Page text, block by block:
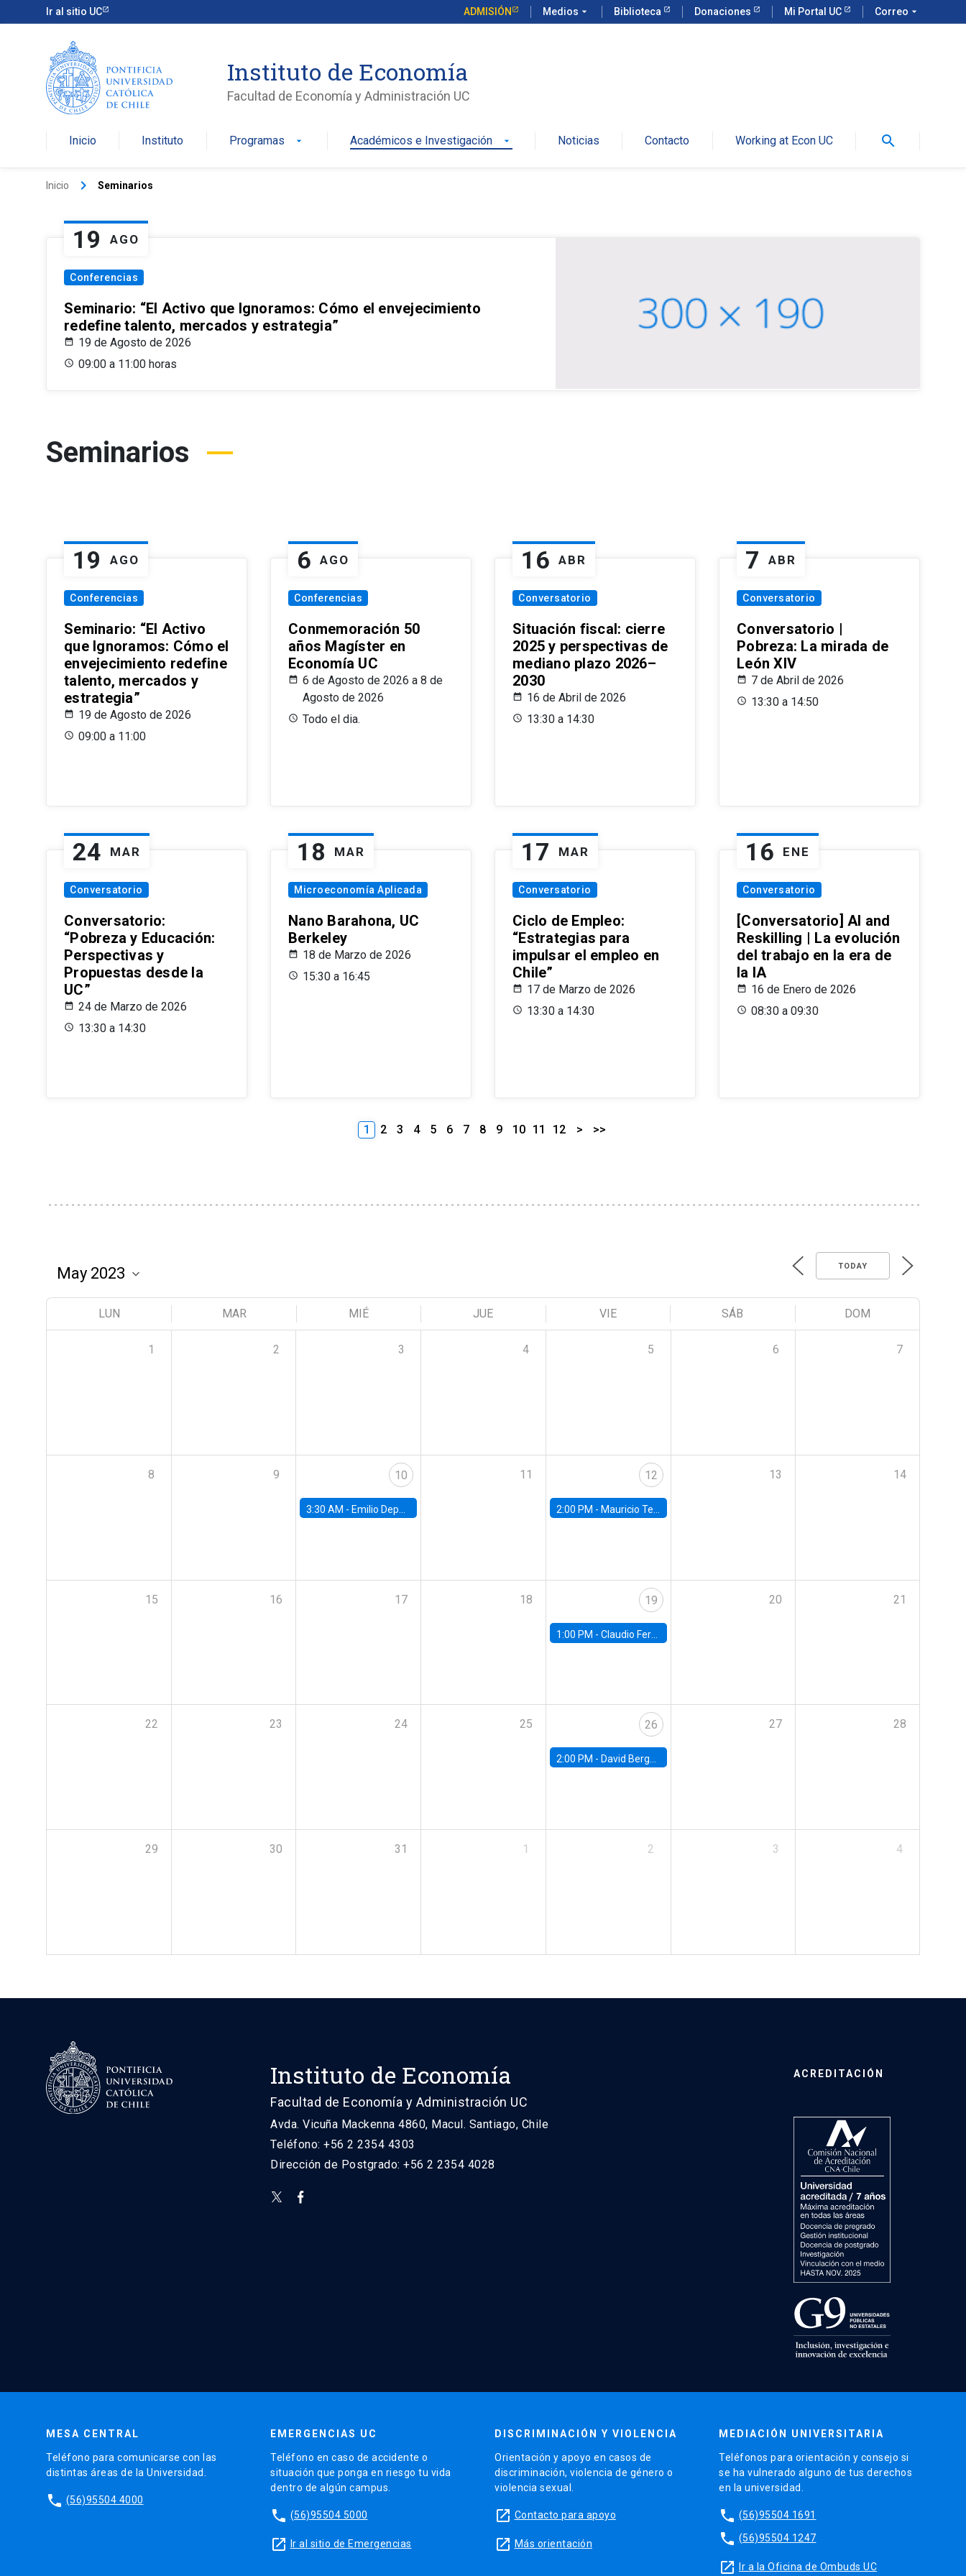
Ir al sitio UC ADMISIÓN Medios arrow_drop_down Biblioteca Donaciones Mi Portal UC Correo arrow_drop_down
Instituto de Economía
Facultad de Economía y Administración UC
Inicio Instituto Programas arrow_drop_down Académicos e Investigación arrow_drop_down Noticias Contacto Working at Econ UC search
Inicio keyboard_arrow_right Seminarios
19 AGO
Conferencias
Seminario: “El Activo que Ignoramos: Cómo el envejecimiento
redefine talento, mercados y estrategia”
19 de Agosto de 2026
09:00 a 11:00 horas
Seminarios
19 AGO
Conferencias
Seminario: “El Activo
que Ignoramos: Cómo el
envejecimiento redefine
talento, mercados y
estrategia”
19 de Agosto de 2026
09:00 a 11:00
6 AGO
Conferencias
Conmemoración 50
años Magíster en
Economía UC
6 de Agosto de 2026 a 8 de
Agosto de 2026
Todo el dia.
16 ABR
Conversatorio
Situación fiscal: cierre
2025 y perspectivas de
mediano plazo 2026–
2030
16 de Abril de 2026
13:30 a 14:30
7 ABR
Conversatorio
Conversatorio |
Pobreza: La mirada de
León XIV
7 de Abril de 2026
13:30 a 14:50
24 MAR
Conversatorio
Conversatorio:
“Pobreza y Educación:
Perspectivas y
Propuestas desde la
UC”
24 de Marzo de 2026
13:30 a 14:30
18 MAR
Microeconomía Aplicada
Nano Barahona, UC
Berkeley
18 de Marzo de 2026
15:30 a 16:45
17 MAR
Conversatorio
Ciclo de Empleo:
“Estrategias para
impulsar el empleo en
Chile”
17 de Marzo de 2026
13:30 a 14:30
16 ENE
Conversatorio
[Conversatorio] AI and
Reskilling | La evolución
del trabajo en la era de
la IA
16 de Enero de 2026
08:30 a 09:30
1 2 3 4 5 6 7 8 9 10 11 12 > >>
TODAY
LUN MAR MIÉ JUE VIE SÁB DOM
1 2 3 4 5 6 7
8 9 10
3:30 AM - Emilio Depetris-Chauvín, Universidad Católica
11 12
2:00 PM - Mauricio Tejada, UDP
13 14
15 16 17 18 19
1:00 PM - Claudio Ferraz, British Columbia
20 21
22 23 24 25 26
2:00 PM - David Berger, Duke
27 28
29 30 31 1 2 3 4
Instituto de Economía
Facultad de Economía y Administración UC
Avda. Vicuña Mackenna 4860, Macul. Santiago, Chile
Teléfono: +56 2 2354 4303
Dirección de Postgrado: +56 2 2354 4028
ACREDITACIÓN
MESA CENTRAL
Teléfono para comunicarse con las
distintas áreas de la Universidad.
phone (56)95504 4000
EMERGENCIAS UC
Teléfono en caso de accidente o
situación que ponga en riesgo tu vida
dentro de algún campus.
phone (56)95504 5000
launch Ir al sitio de Emergencias
DISCRIMINACIÓN Y VIOLENCIA
Orientación y apoyo en casos de
discriminación, violencia de género o
violencia sexual.
launch Contacto para apoyo
launch Más orientación
MEDIACIÓN UNIVERSITARIA
Teléfonos para orientación y consejo si
se ha vulnerado alguno de tus derechos
en la universidad.
phone (56)95504 1691
phone (56)95504 1247
launch Ir a la Oficina de Ombuds UC